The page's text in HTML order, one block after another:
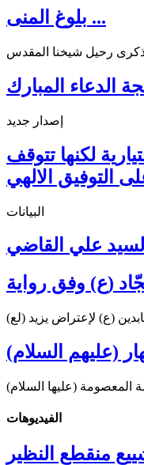
بلوغ المنى ...
ذكرى رحيل شيخنا المقدس
الدعاء المبارك
إصدار جديد
لكنها تتوقف
التوفيق الالهي
البيانات
السيد علي القاضي
(ع) وفق رواية
(ع) لإعتراض يزيد (لع)
(عليهم السلام)
المعصومة (عليها السلام)
الفیدیوهات
منقطع النظير